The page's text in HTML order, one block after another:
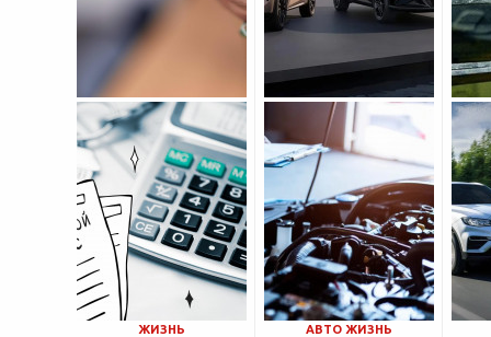
ЖИЗНЬ АВТО ЖИЗНЬ